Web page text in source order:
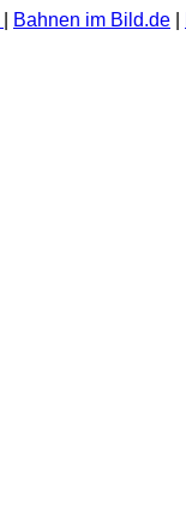
Bahnen im Bild.de